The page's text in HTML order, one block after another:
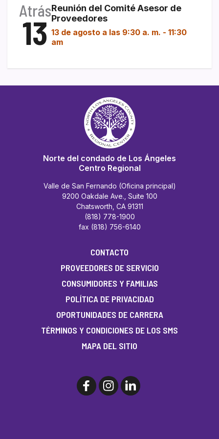
Atrás
13
Reunión del Comité Asesor de
Proveedores
13 de agosto a las 9:30 a. m. - 11:30
am
Norte del condado de Los Ángeles
Centro Regional
Valle de San Fernando (Oficina principal)
9200 Oakdale Ave., Suite 100
Chatsworth, CA 91311
(818) 778-1900
fax (818) 756-6140
CONTACTO
PROVEEDORES DE SERVICIO
CONSUMIDORES Y FAMILIAS
POLÍTICA DE PRIVACIDAD
OPORTUNIDADES DE CARRERA
TÉRMINOS Y CONDICIONES DE LOS SMS
MAPA DEL SITIO